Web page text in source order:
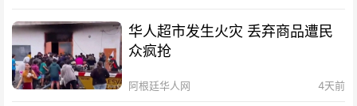
华人超市发生火灾 丢弃商品遭民
众疯抢
阿根廷华人网 4天前